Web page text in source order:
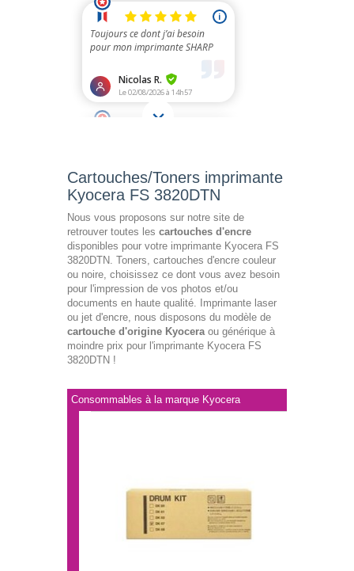
Cartouches/Toners imprimante
Kyocera FS 3820DTN
Nous vous proposons sur notre site de
retrouver toutes les cartouches d'encre
disponibles pour votre imprimante Kyocera FS
3820DTN. Toners, cartouches d'encre couleur
ou noire, choisissez ce dont vous avez besoin
pour l'impression de vos photos et/ou
documents en haute qualité. Imprimante laser
ou jet d'encre, nous disposons du modèle de
cartouche d'origine Kyoceraou générique à
moindre prix pour l'imprimante Kyocera FS
3820DTN !
Consommables à la marque Kyocera